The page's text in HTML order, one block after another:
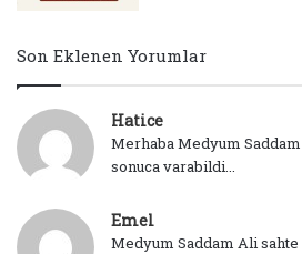
Son Eklenen Yorumlar
Hatice
Merhaba Medyum
sonuca varabildi...
Emel
Medyum Saddam Ali